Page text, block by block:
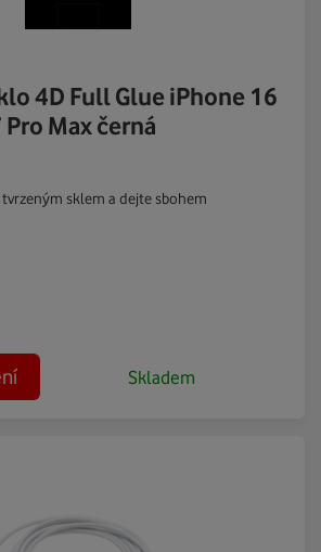
4D Full Glue iPhone 16
Max černá
sklem a dejte sbohem
Skladem